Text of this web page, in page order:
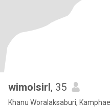
wimolsirl, 35
Khanu Woralaksaburi,